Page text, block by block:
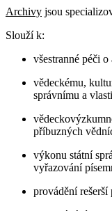
Archivy jsou
Slouží k:
všestranné péči
vědeckému,
správnímu a
příbuzných
výkonu státní
vyřazování
provádění rešerší